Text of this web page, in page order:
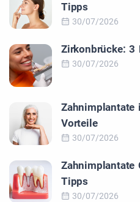
Tipps
30/07/2026
Zirkonbrücke: 3
30/07/2026
Vorteile
30/07/2026
Zahnimplantate
Tipps
30/07/2026